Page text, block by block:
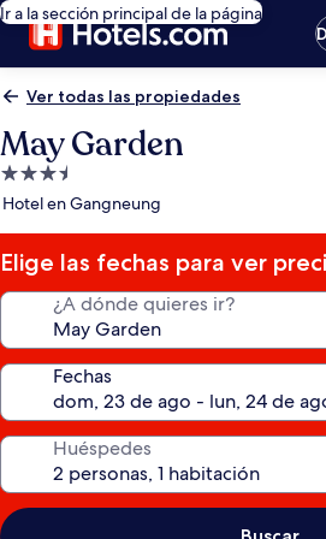
Ir a la sección principal de la página
Ver todas las propiedades
May Garden
Propiedad
de
estrellas
Hotel en Gangneung
Elige las fechas para ver
¿A dónde quieres ir?
Fechas
Huéspedes